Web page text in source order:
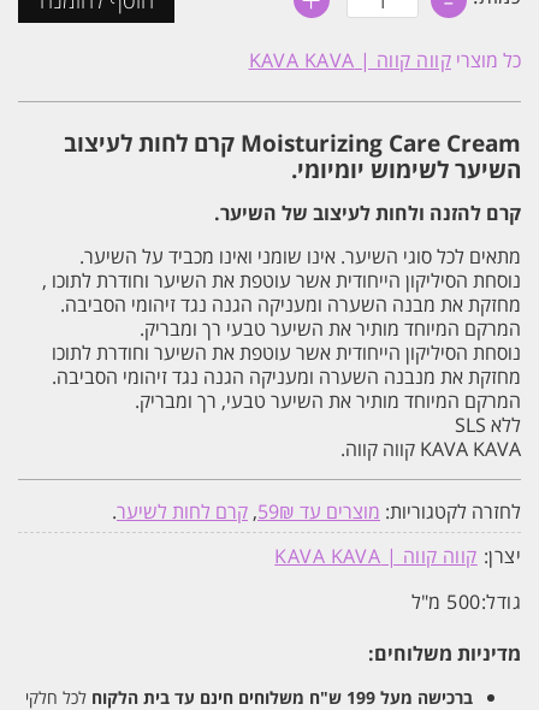
של
לחות
רבולושין
ועיצוב
500ML
קווה
קווה
KAVA
KAVA
כל מוצרי קווה קווה | KAVA KAVA
Moisturizing Care Cream קרם לחות לעיצוב
השיער לשימוש יומיומי.
קרם להזנה ולחות לעיצוב של השיער.
מתאים לכל סוגי השיער. אינו שומני ואינו מכביד על השיער.
נוסחת הסיליקון הייחודית אשר עוטפת את השיער וחודרת לתוכו ,
מחזקת את מבנה השערה ומעניקה הגנה נגד זיהומי הסביבה.
המרקם המיוחד מותיר את השיער טבעי רך ומבריק.
נוסחת הסיליקון הייחודית אשר עוטפת את השיער וחודרת לתוכו
מחזקת את מנבנה השערה ומעניקה הגנה נגד זיהומי הסביבה.
המרקם המיוחד מותיר את השיער טבעי, רך ומבריק.
ללא SLS
KAVA KAVA קווה קווה.
לחזרה לקטגוריות: מוצרים עד 59₪ , קרם לחות לשיער.
יצרן: קווה קווה | KAVA KAVA
גודל:500 מ"ל
מדיניות משלוחים:
ברכישה מעל 199 ש"ח משלוחים חינם עד בית הלקוח לכל חלקי